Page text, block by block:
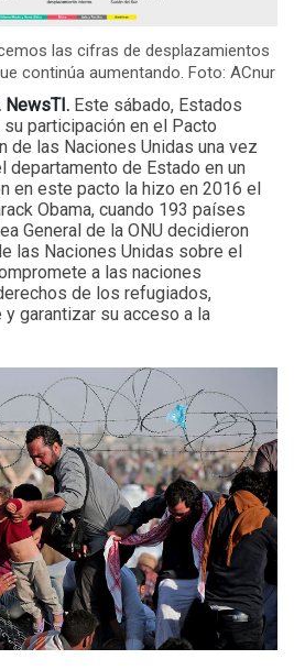
las cifras de desplazamientos
continúa aumentando. Foto: ACnur
NewsTI. Este sábado, Estados
participación en el Pacto
de las Naciones Unidas una vez
departamento de Estado en un
en este pacto la hizo en 2016 el
Obama, cuando 193 países
General de la ONU decidieron
las Naciones Unidas sobre el
a las naciones
de los refugiados,
garantizar su acceso a la